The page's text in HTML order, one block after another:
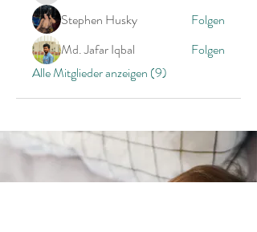
Stephen Husky
Folgen
Md. Jafar Iqbal
Folgen
Alle Mitglieder anzeigen (9)